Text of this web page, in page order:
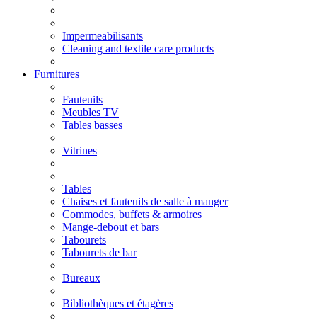
Impermeabilisants
Cleaning and textile care products
Furnitures
Fauteuils
Meubles TV
Tables basses
Vitrines
Tables
Chaises et fauteuils de salle à manger
Commodes, buffets & armoires
Mange-debout et bars
Tabourets
Tabourets de bar
Bureaux
Bibliothèques et étagères